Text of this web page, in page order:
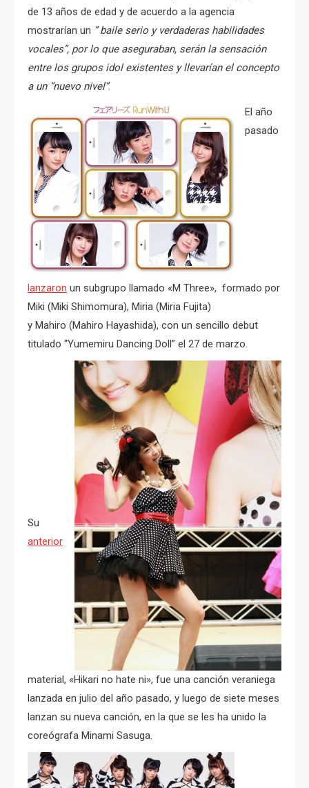
de 13 años de edad y de acuerdo a la agencia
mostrarían un ” baile serio y verdaderas habilidades
vocales”, por lo que aseguraban, serán la sensación
entre los grupos idol existentes y llevarían el concepto
a un “nuevo nivel”.
El año
pasado
lanzaron un subgrupo llamado «M Three», formado por
Miki (Miki Shimomura), Miria (Miria Fujita)
y Mahiro (Mahiro Hayashida), con un sencillo debut
titulado “Yumemiru Dancing Doll” el 27 de marzo.
Su
anterior
material, «Hikari no hate ni», fue una canción veraniega
lanzada en julio del año pasado, y luego de siete meses
lanzan su nueva canción, en la que se les ha unido la
coreógrafa Minami Sasuga.